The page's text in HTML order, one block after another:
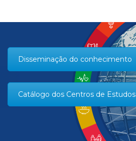
Disseminação do conhecimento
Catálogo dos Centros de Estudos